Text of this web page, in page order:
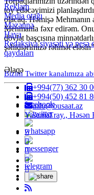
Reklam
Media otağı
Məzənnə
Hava
Redaksiya siyasəti və peşə
qaydaları
Əlaqə
+994(77) 362 30
+994(50) 452 81
info@busaat.az
Yasamal ray.,
toy edəcəyimizi
olacaq. Həmişə Mehmanın
Mehmanla fəxr edirəm.
dövlət başçısına
şəhidlərimizə rəhmət
Bizim Twitter kanalımıza